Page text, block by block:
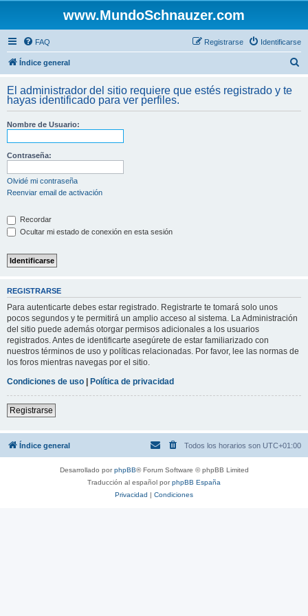
www.MundoSchnauzer.com
FAQ Identificarse
Registrarse
Índice general
c
El administrador del sitio requiere que estés registrado y te
hayas identificado para ver perfiles.
Nombre de Usuario:
Contraseña:
Olvidé mi contraseña
Reenviar email de activación
Recordar
Ocultar mi estado de conexión en esta sesión
REGISTRARSE
Para autenticarte debes estar registrado. Registrarte te tomará solo unos
pocos segundos y te permitirá un amplio acceso al sistema. La Administración
del sitio puede además otorgar permisos adicionales a los usuarios
registrados. Antes de identificarte asegúrete de estar familiarizado con
nuestros términos de uso y políticas relacionadas. Por favor, lee las normas de
los foros mientras navegas por el sitio.
Condiciones de uso | Política de privacidad
Registrarse
Índice general Todos los horarios son UTC+01:00
Desarrollado porphpBB® Forum Software © phpBB Limited
Traducción al español porphpBB España
Privacidad | Condiciones